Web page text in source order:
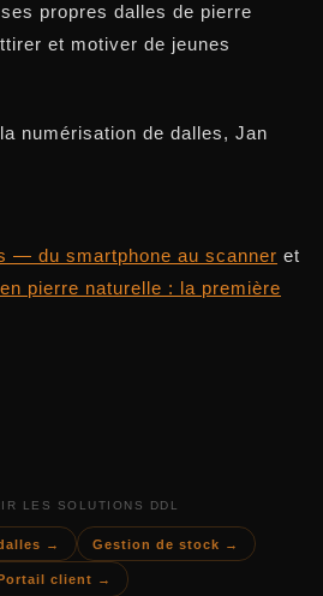
propres dalles de pierre
et motiver de jeunes
numérisation de dalles, Jan
— du smartphone au scanner et
pierre naturelle : la première
LES SOLUTIONS DDL
→ Gestion de stock →
client →